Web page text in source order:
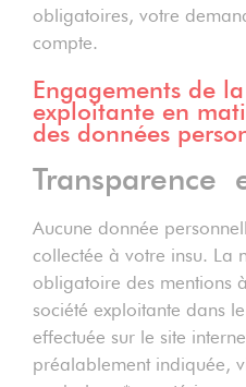
obligatoires, votre
compte.
Engagements de
exploitante en
des données
Transparence
Aucune donnée
collectée à votre insu. La
obligatoire des mentions
société exploitante dans
effectuée sur le site
préalablement indiquée,